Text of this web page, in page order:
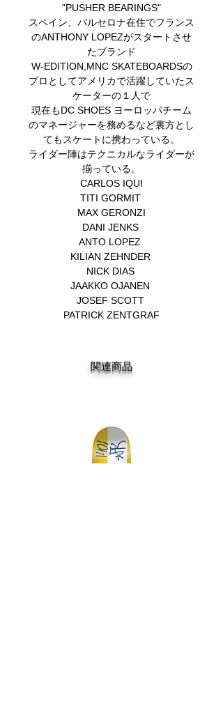
"PUSHER BEARINGS"
スペイン、バルセロナ在住でフランス
のANTHONY LOPEZがスタートさせ
たブランド
W-EDITION,MNC SKATEBOARDSの
プロとしてアメリカで活躍していたス
ケーターの１人で
現在もDC SHOES ヨーロッパチーム
のマネージャーを務めるなど裏方とし
てもスケートに携わっている。
ライダー陣はテクニカルなライダーが
揃っている。
CARLOS IQUI
TITI GORMIT
MAX GERONZI
DANI JENKS
ANTO LOPEZ
KILIAN ZEHNDER
NICK DIAS
JAAKKO OJANEN
JOSEF SCOTT
PATRICK ZENTGRAF
関連商品